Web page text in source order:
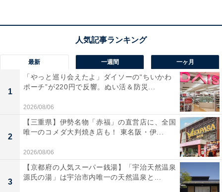
アクセス
所在地：大阪府大阪市浪速区桜川2丁目14-19
アクセス：地下鉄千日前線「桜川駅」より徒歩約2分、
JR「芦原橋駅」より徒歩約5分
料金
※サウナ利用は別途サウナ料金300円が必要です。
大人入浴料金：600円
大人入浴タオルセット：800円
最新 一週間 一ヶ月
1
「やっと巡り会えたよ」ダイソーの“ちいかわ
ポーチ”が220円で反響。ぬい活＆防災...
2026/08/06
2
【三重県】伊勢名物「赤福」の直営店に、全国
唯一のコメダ大判焼き店も！ 東名阪・伊...
2026/08/06
3
【京都府の人気スーパー銭湯】「宇治天然温泉
源氏の湯」は宇治市内唯一の天然温泉と...